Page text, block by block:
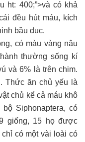
ht: 400;”>và có khả
đều hút máu, kích
bầu dục.
có màu vàng nâu
thường sống kí
và 6% là trên chim.
Thức ăn chủ yếu là
chủ kể cả máu khô
Siphonaptera, có
giống, 15 họ được
có một vài loài có